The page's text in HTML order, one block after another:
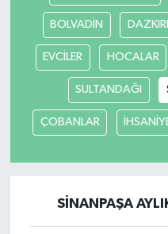
BOLVADİN DAZKIRI
EVCİLER HOCALAR
SULTANDAĞI
ÇOBANLAR
SİNANPAŞA